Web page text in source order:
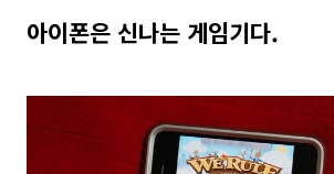
아이폰은 신나는 게임기다.